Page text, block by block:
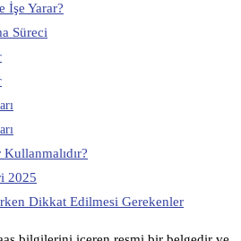
İşe Yarar?
Süreci
Kullanmalıdır?
2025
Dikkat Edilmesi Gerekenler